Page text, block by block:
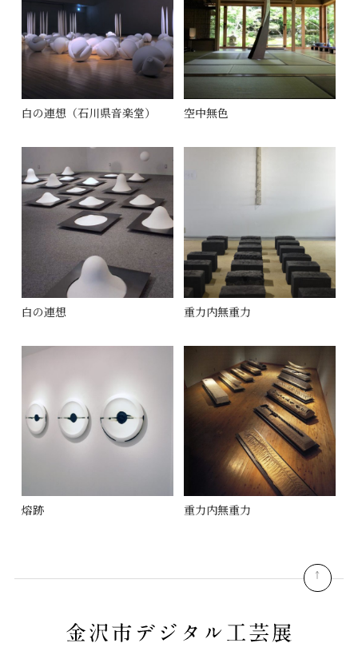
白の連想（石川県音楽堂） 空中無色
白の連想 重力内無重力
熔跡 重力内無重力